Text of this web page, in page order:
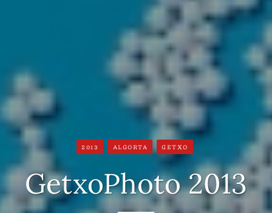
2013 ALGORTA GETXO
GetxoPhoto 2013